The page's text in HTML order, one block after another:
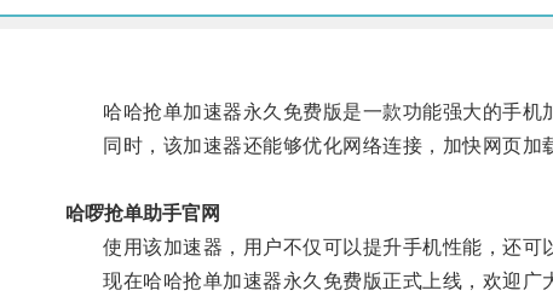
哈哈抢单加速器永久免费版是一款功能强大的手机
同时，该加速器还能够优化网络连接，加快网页加
哈啰抢单助手官网
使用该加速器，用户不仅可以提升手机性能，还可
现在哈哈抢单加速器永久免费版正式上线，欢迎广